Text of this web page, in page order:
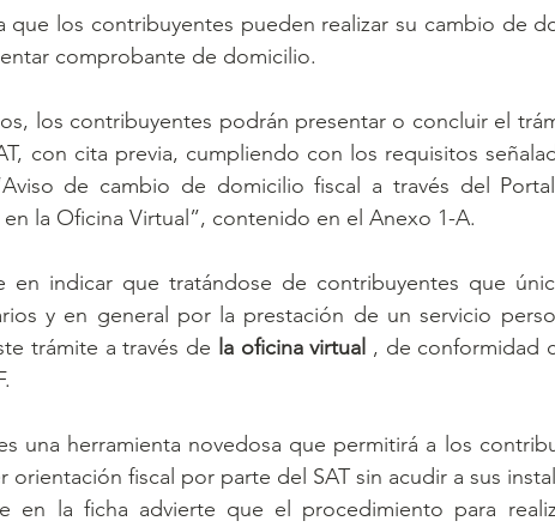
que los contribuyentes pueden realizar su cambio de
comprobante de domicilio.
los contribuyentes podrán presentar o concluir el
con cita previa, cumpliendo con los requisitos
de cambio de domicilio fiscal a través del
la Oficina Virtual”, contenido en el Anexo 1-A.
en indicar que tratándose de contribuyentes que
y en general por la prestación de un servicio
trámite a través de la oficina virtual , de conformidad
una herramienta novedosa que permitirá a los
orientación fiscal por parte del SAT sin acudir a sus
en la ficha advierte que el procedimiento para